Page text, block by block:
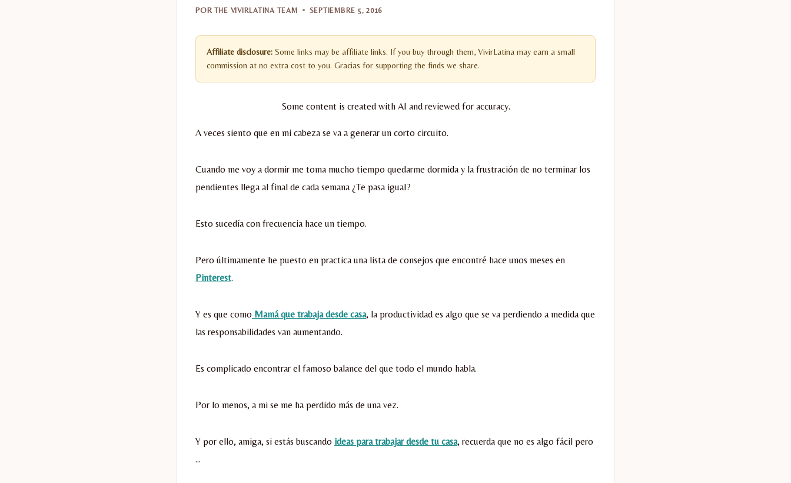
POR THE VIVIRLATINA TEAM SEPTIEMBRE 5, 2016
Affiliate disclosure: Some links may be affiliate links. If you buy through them, VivirLatina may earn a small
commission at no extra cost to you. Gracias for supporting the finds we share.
Some content is created with AI and reviewed for accuracy.
A veces siento que en mi cabeza se va a generar un corto circuito.
Cuando me voy a dormir me toma mucho tiempo quedarme dormida y la frustración de no terminar los
pendientes llega al final de cada semana ¿Te pasa igual?
Esto sucedía con frecuencia hace un tiempo.
Pero últimamente he puesto en practica una lista de consejos que encontré hace unos meses en
Pinterest.
Y es que como Mamá que trabaja desde casa, la productividad es algo que se va perdiendo a medida que
las responsabilidades van aumentando.
Es complicado encontrar el famoso balance del que todo el mundo habla.
Por lo menos, a mi se me ha perdido más de una vez.
Y por ello, amiga, si estás buscando ideas para trabajar desde tu casa, recuerda que no es algo fácil pero
…